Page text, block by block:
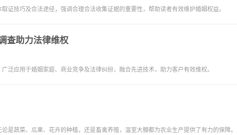
证技巧及合法途径，强调合理合法收集证据的重要性，帮助读者有效维护婚姻权益。
查助力法律维权
泛应用于婚姻家庭、商业竞争及法律纠纷，融合先进技术，助力客户有效维权。
是蔬菜、瓜果、花卉的种植，还是畜禽养殖，温室大棚都为农业生产提供了有力的保障。